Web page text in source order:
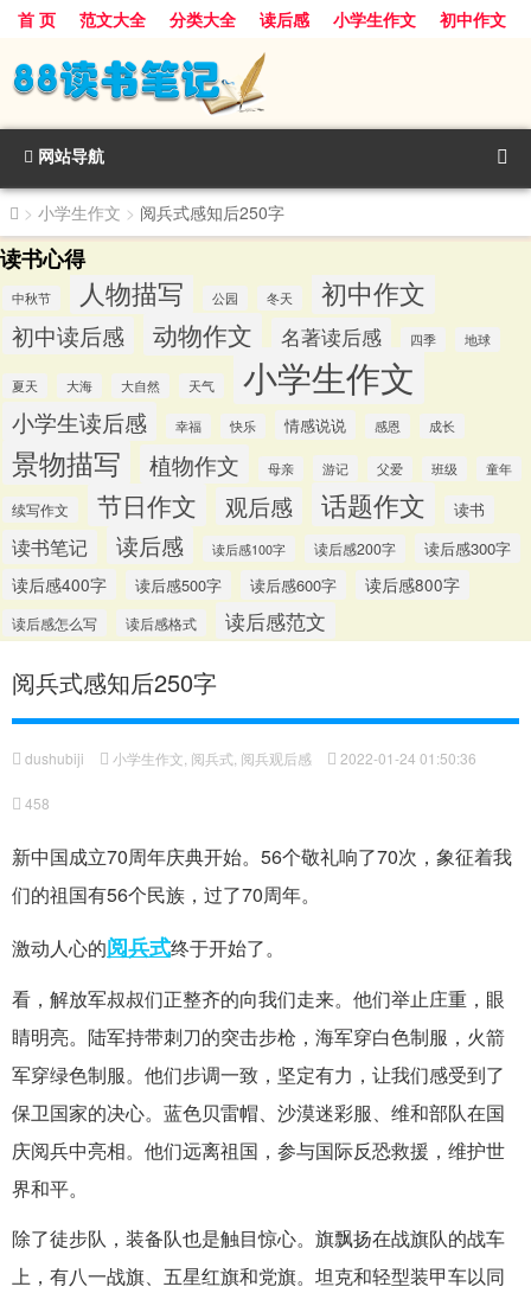
首 页 范文大全 分类大全 读后感 小学生作文
初中作文
景物描写
话题作文 人物描写
节日作文
网站导航
> 小学生作文 > 阅兵式感知后250字
读书心得
中秋节 人物描写 公园 冬天 初中作文
初中读后感 动物作文 名著读后感 四季 地球
夏天 大海 大自然 天气 小学生作文
小学生读后感 幸福 快乐 情感说说 感恩 成长
景物描写 植物作文 母亲 游记 父爱 班级 童年
续写作文 节日作文 观后感 话题作文 读书
读书笔记 读后感 读后感100字 读后感200字 读后感300字
读后感400字 读后感500字 读后感600字 读后感800字
读后感怎么写 读后感格式 读后感范文
阅兵式感知后250字
dushubiji 小学生作文 阅兵式 阅兵观后感 2022-01-24 01:50:36
458
新中国成立70周年庆典开始。56个敬礼响了70次，象征着我
们的祖国有56个民族，过了70周年。
激动人心的阅兵式终于开始了。
看，解放军叔叔们正整齐的向我们走来。他们举止庄重，眼
睛明亮。陆军持带刺刀的突击步枪，海军穿白色制服，火箭
军穿绿色制服。他们步调一致，坚定有力，让我们感受到了
保卫国家的决心。蓝色贝雷帽、沙漠迷彩服、维和部队在国
庆阅兵中亮相。他们远离祖国，参与国际反恐救援，维护世
界和平。
除了徒步队，装备队也是触目惊心。旗飘扬在战旗队的战车
上，有八一战旗、五星红旗和党旗。坦克和轻型装甲车以同